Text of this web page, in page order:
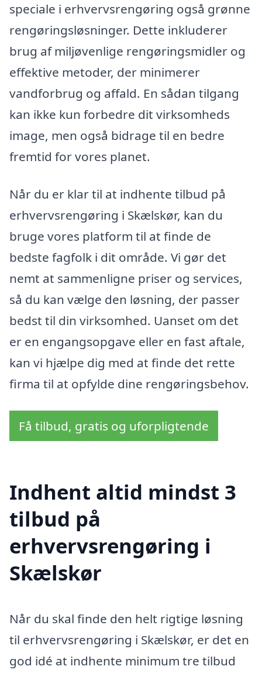
speciale i erhvervsrengøring også grønne
rengøringsløsninger. Dette inkluderer
brug af miljøvenlige rengøringsmidler og
effektive metoder, der minimerer
vandforbrug og affald. En sådan tilgang
kan ikke kun forbedre dit virksomheds
image, men også bidrage til en bedre
fremtid for vores planet.
Når du er klar til at indhente tilbud på
erhvervsrengøring i Skælskør, kan du
bruge vores platform til at finde de
bedste fagfolk i dit område. Vi gør det
nemt at sammenligne priser og services,
så du kan vælge den løsning, der passer
bedst til din virksomhed. Uanset om det
er en engangsopgave eller en fast aftale,
kan vi hjælpe dig med at finde det rette
firma til at opfylde dine rengøringsbehov.
Få tilbud, gratis og uforpligtende
Indhent altid mindst 3
tilbud på
erhvervsrengøring i
Skælskør
Når du skal finde den helt rigtige løsning
til erhvervsrengøring i Skælskør, er det en
god idé at indhente minimum tre tilbud